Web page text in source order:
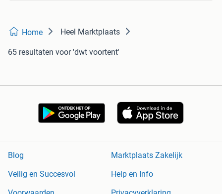
Home Heel Marktplaats
65 resultaten voor 'dwt voortent'
Blog
Marktplaats Zakelijk
Veilig en Succesvol
Help en Info